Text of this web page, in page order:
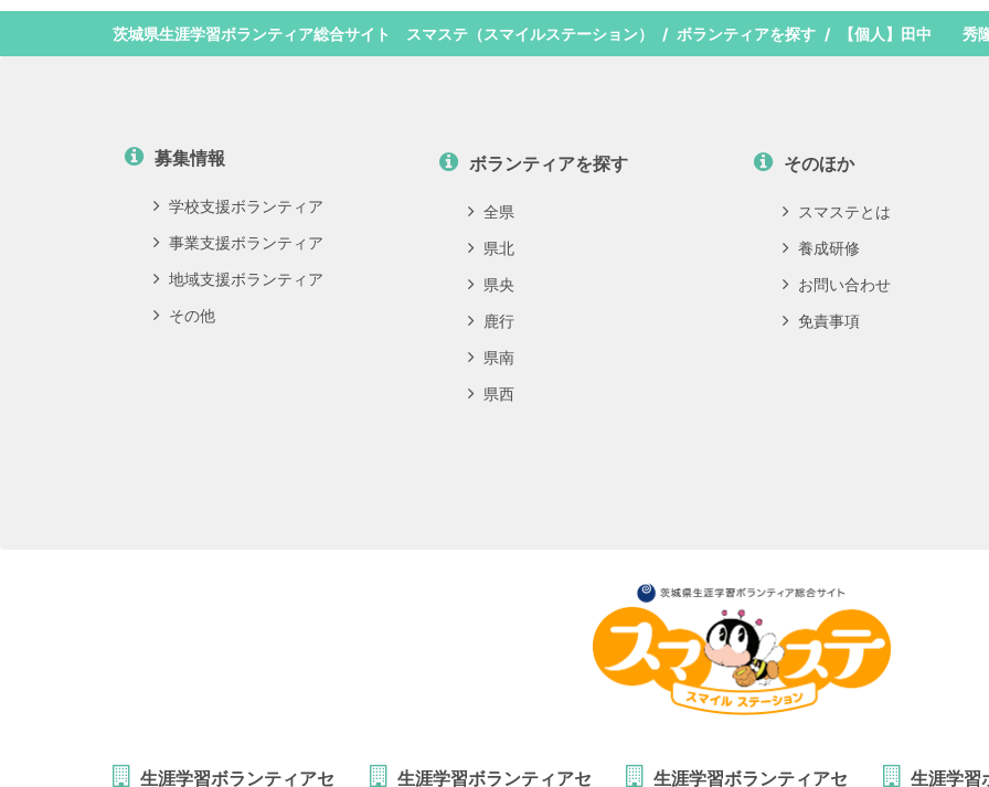
茨城県生涯学習ボランティア総合サイト スマステ（スマイルステーション） ボランティアを探す 【個人】田中 秀
募集情報
学校支援ボランティア
事業支援ボランティア
地域支援ボランティア
その他
ボランティアを探す
全県
県北
県央
鹿行
県南
県西
そのほか
スマステとは
養成研修
お問い合わせ
免責事項
生涯学習ボランティアセ 生涯学習ボランティアセ 生涯学習ボランティアセ 生涯学習